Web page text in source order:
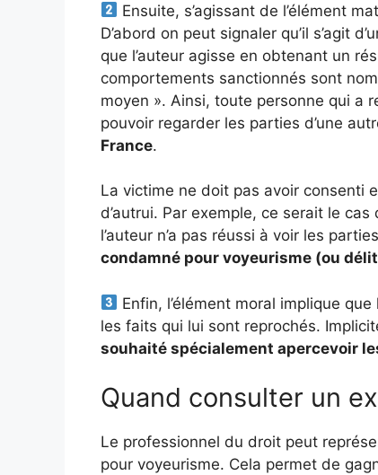
Ensuite, s’agissant de l’élément
D’abord on peut signaler qu’il s’agit
que l’auteur agisse en obtenant un
comportements sanctionnés sont
moyen ». Ainsi, toute personne qui a
pouvoir regarder les parties d’une
France.
La victime ne doit pas avoir consenti
d’autrui. Par exemple, ce serait le cas
l’auteur n’a pas réussi à voir les
condamné pour voyeurisme (ou
Enfin, l’élément moral implique
les faits qui lui sont reprochés.
souhaité spécialement apercevoir
Quand consulter un
Le professionnel du droit peut
pour voyeurisme. Cela permet de